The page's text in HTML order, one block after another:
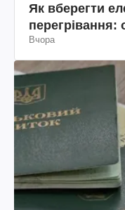
Як вберегти
перегрівання:
Вчора